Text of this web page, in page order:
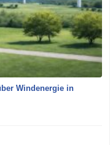
Windenergie in